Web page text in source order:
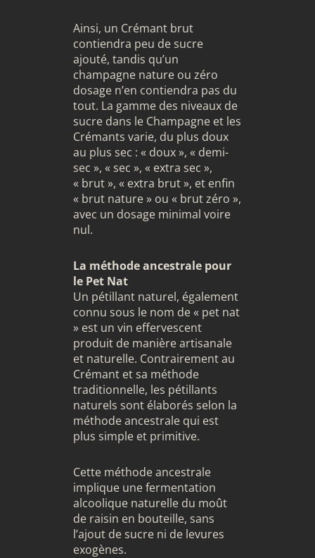
Ainsi, un Crémant brut
contiendra peu de sucre
ajouté, tandis qu’un
champagne nature ou zéro
dosage n’en contiendra pas du
tout. La gamme des niveaux de
sucre dans le Champagne et les
Crémants varie, du plus doux
au plus sec : « doux », « demi-
sec », « sec », « extra sec »,
« brut », « extra brut », et enfin
« brut nature » ou « brut zéro »,
avec un dosage minimal voire
nul.
La méthode ancestrale pour
le Pet Nat
Un pétillant naturel, également
connu sous le nom de « pet nat
» est un vin effervescent
produit de manière artisanale
et naturelle. Contrairement au
Crémant et sa méthode
traditionnelle, les pétillants
naturels sont élaborés selon la
méthode ancestrale qui est
plus simple et primitive.
Cette méthode ancestrale
implique une fermentation
alcoolique naturelle du moût
de raisin en bouteille, sans
l’ajout de sucre ni de levures
exogènes.